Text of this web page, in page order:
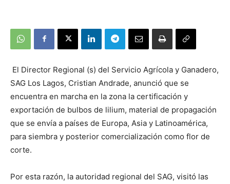
El Director Regional (s) del Servicio Agrícola y Ganadero,
SAG Los Lagos, Cristian Andrade, anunció que se
encuentra en marcha en la zona la certificación y
exportación de bulbos de lilium, material de propagación
que se envía a países de Europa, Asia y Latinoamérica,
para siembra y posterior comercialización como flor de
corte.
Por esta razón, la autoridad regional del SAG, visitó las